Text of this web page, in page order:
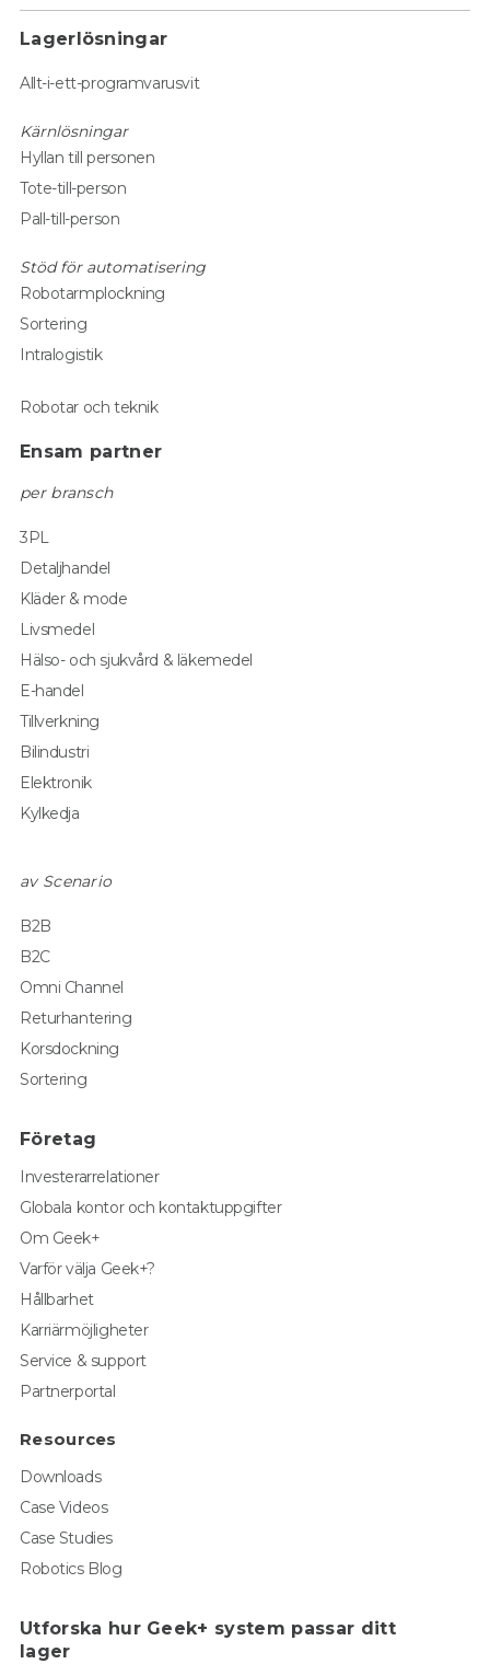
Lagerlösningar
Allt-i-ett-programvarusvit
Kärnlösningar
Hyllan till personen
Tote-till-person
Pall-till-person
Stöd för automatisering
Robotarmplockning
Sortering
Intralogistik
Robotar och teknik
Ensam partner
per bransch
3PL
Detaljhandel
Kläder & mode
Livsmedel
Hälso- och sjukvård & läkemedel
E-handel
Tillverkning
Bilindustri
Elektronik
Kylkedja
av Scenario
B2B
B2C
Omni Channel
Returhantering
Korsdockning
Sortering
Företag
Investerarrelationer
Globala kontor och kontaktuppgifter
Om Geek+
Varför välja Geek+?
Hållbarhet
Karriärmöjligheter
Service & support
Partnerportal
Resources
Downloads
Case Videos
Case Studies
Robotics Blog
Utforska hur Geek+ system passar ditt
lager